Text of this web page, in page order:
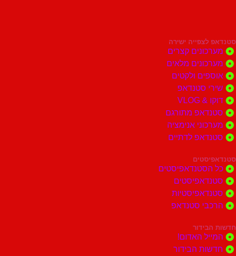
סטנדאפ לצפייה ישירה
מערכונים קצרים
מערכונים מלאים
אוספים ולקטים
שירי סטנדאפ
דוקו & VLOG
סטנדאפ מתורגם
מערכוני אנימציה
סטנדאפ לדתיים
סטנדאפיסטים
כל הסטנדאפיסטים
סטנדאפיסטים
סטנדאפיסטיות
הרכבי סטנדאפ
חדשות הבידור
המייל האדום!
חדשות הבידור